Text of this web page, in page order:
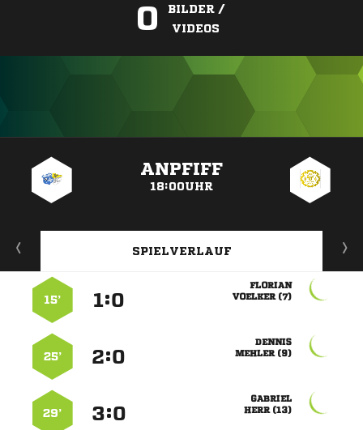
0
BILDER /
VIDEOS
ANPFIFF
18:00UHR
SPIELVERLAUF

 
:
15’

 
:
25’

 
:
29’